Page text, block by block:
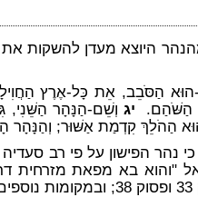
היוצא מעדן להשקות
הַסֹּבֵב, אֵת כָּל-אֶרֶץ
הַשֹּׁהַם. יג וְשֵׁם-הַנָּהָר הַשֵּׁנִי,
הַהֹלֵךְ קִדְמַת אַשּׁוּר; וְהַנָּהָר
נהר הפישון על פי רב
"והוא בא מפאת מזרחית